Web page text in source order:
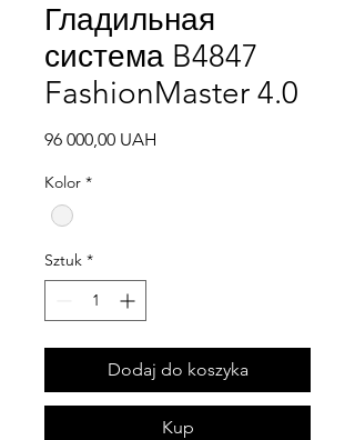
Гладильная
система B4847
FashionMaster 4.0
96 000,00 UAH
Kolor *
Sztuk *
Dodaj do koszyka
Kup